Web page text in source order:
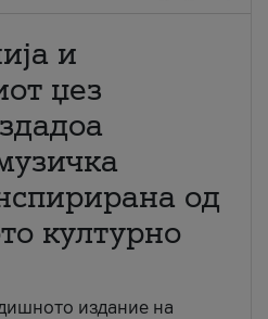
и
џез
од
културно
издание на